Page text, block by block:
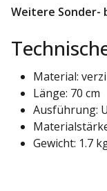
Weitere Sonder-
Material:
Länge: 70 cm
Ausführung:
Gewicht: 1.7